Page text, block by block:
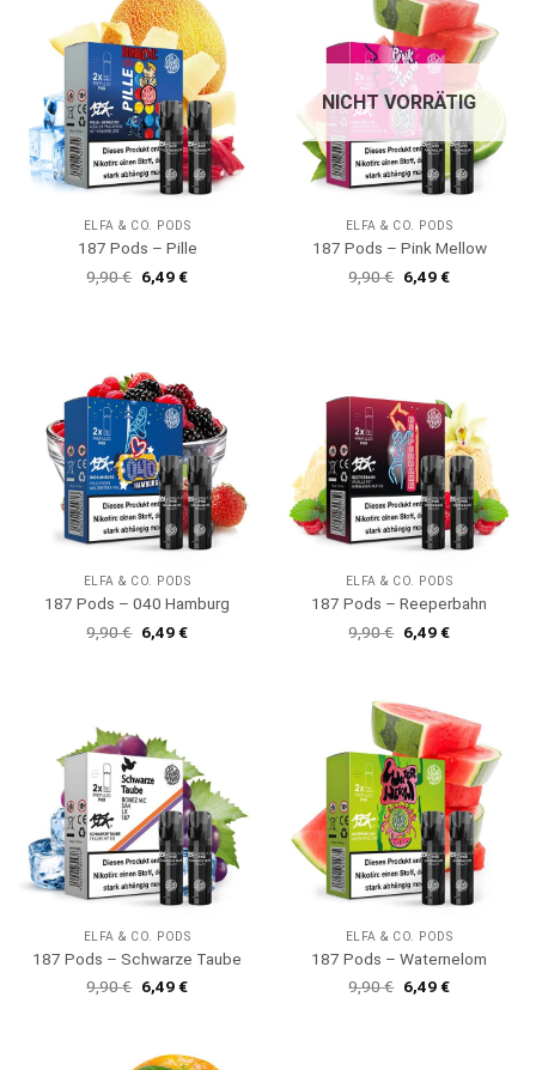
ELFA & CO. PODS
187 Pods – Pille
9,90€ Ursprünglicher
Preis
6,49€Aktueller
NICHT VORRÄTIG
ELFA & CO. PODS
187 Pods – Pink Mellow
9,90€ Ursprünglicher
Preis
6,49€Aktueller
ELFA & CO. PODS
187 Pods – 040 Hamburg
9,90€ Ursprünglicher
Preis
6,49€Aktueller
ELFA & CO. PODS
187 Pods – Reeperbahn
9,90€ Ursprünglicher
Preis
6,49€Aktueller
ELFA & CO. PODS
187 Pods – Schwarze Taube
9,90€ Ursprünglicher
Preis
6,49€Aktueller
ELFA & CO. PODS
187 Pods – Waternelom
9,90€ Ursprünglicher
Preis
6,49€Aktueller